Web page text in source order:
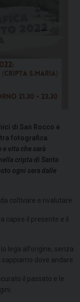
di San Rocco è
fotografica
vita che sarà
cripta di Santa
ogni sera dalle
coltivare e rivalutare.
capire il presente e il
lega all’origine, senza
dove andare.
il passato e le